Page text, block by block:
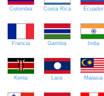
Colombia Costa Rica Ecuador
Francia Gambia India
Kenia Laos Malasia